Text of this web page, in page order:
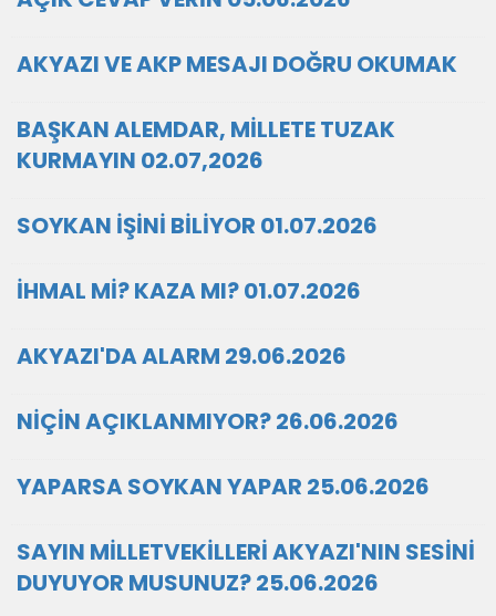
AKYAZI VE AKP MESAJI DOĞRU OKUMAK
BAŞKAN ALEMDAR, MİLLETE TUZAK
KURMAYIN 02.07,2026
SOYKAN İŞİNİ BİLİYOR 01.07.2026
İHMAL Mİ? KAZA MI? 01.07.2026
AKYAZI'DA ALARM 29.06.2026
NİÇİN AÇIKLANMIYOR? 26.06.2026
YAPARSA SOYKAN YAPAR 25.06.2026
SAYIN MİLLETVEKİLLERİ AKYAZI'NIN SESİNİ
DUYUYOR MUSUNUZ? 25.06.2026